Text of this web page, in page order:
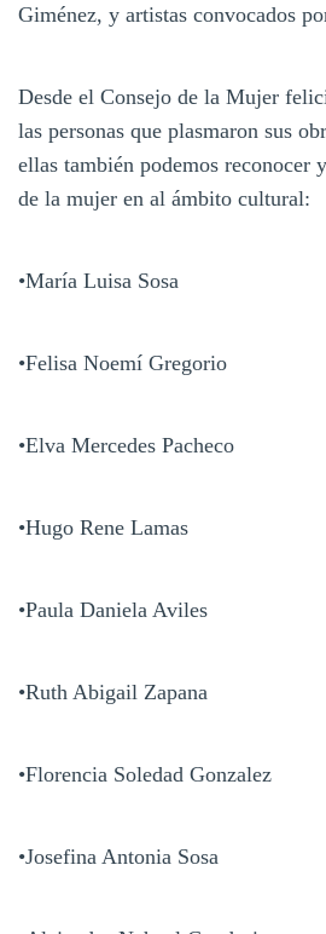
Giménez, y artistas convocados
Desde el Consejo de la Mujer
las personas que plasmaron sus
ellas también podemos reconocer
de la mujer en al ámbito cultural:
•María Luisa Sosa
•Felisa Noemí Gregorio
•Elva Mercedes Pacheco
•Hugo Rene Lamas
•Paula Daniela Aviles
•Ruth Abigail Zapana
•Florencia Soledad Gonzalez
•Josefina Antonia Sosa